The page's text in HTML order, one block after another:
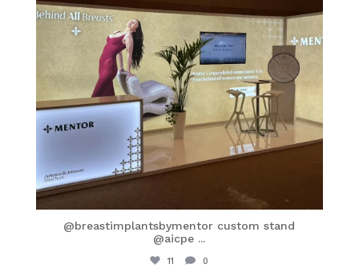
@breastimplantsbymentor custom stand
@aicpe ...
11 0